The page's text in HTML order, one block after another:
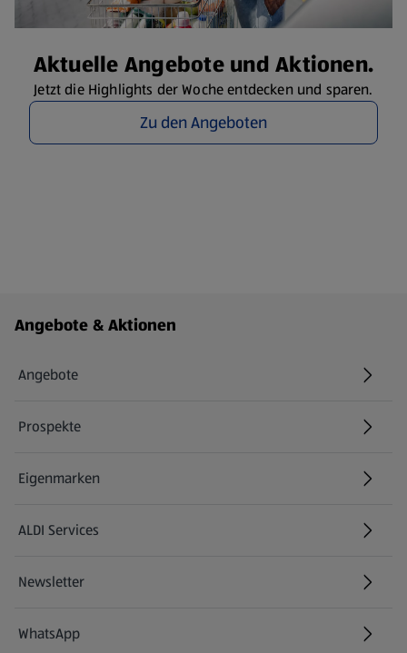
Aktuelle Angebote und Aktionen.
Jetzt die Highlights der Woche entdecken und sparen.
Zu den Angeboten
Fußzeilenmenü - weitere Links
Angebote & Aktionen
Angebote
Prospekte
Eigenmarken
ALDI Services
Newsletter
WhatsApp